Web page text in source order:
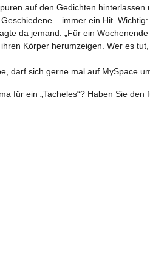
auf den Gedichten hinterlassen
– immer ein Hit.
da jemand: „Für ein Wochenende
Körper herumzeigen. Wer es
darf sich gerne mal auf MySpace
für ein „Tacheles“? Haben Sie